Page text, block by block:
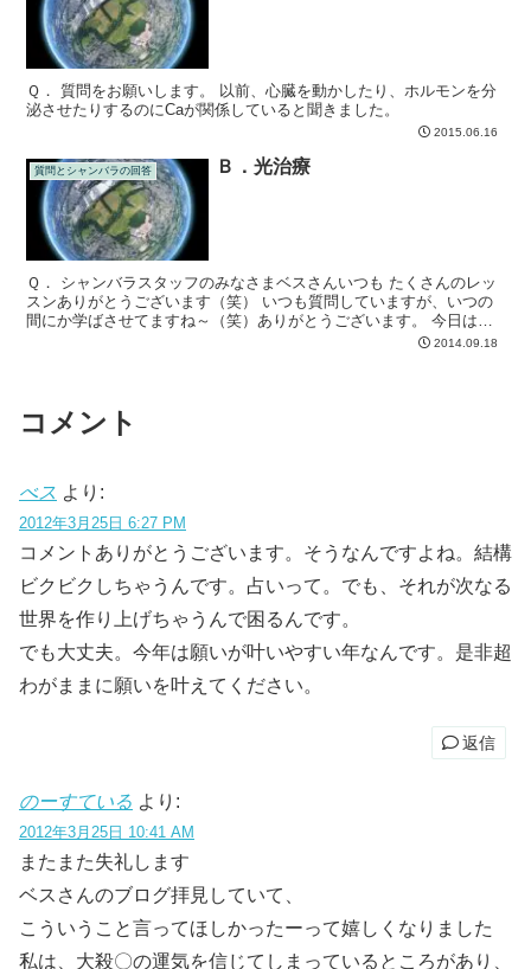
Ｑ． 質問をお願いします。 以前、心臓を動かしたり、ホルモンを分
泌させたりするのにCaが関係していると聞きました。
2015.06.16
質問とシャンバラの回答 Ｂ．光治療
Ｑ． シャンバラスタッフのみなさまベスさんいつも たくさんのレッ
スンありがとうございます（笑） いつも質問していますが、いつの
間にか学ばさせてますね～（笑）ありがとうございます。 今日はプ
レアデス星の光医療テクノロジ－について質問します。プ...2014.09.18
コメント
べス より:
2012年3月25日 6:27 PM
コメントありがとうございます。そうなんですよね。結構
ビクビクしちゃうんです。占いって。でも、それが次なる
世界を作り上げちゃうんで困るんです。
でも大丈夫。今年は願いが叶いやすい年なんです。是非超
わがままに願いを叶えてください。
返信
のーすている より:
2012年3月25日 10:41 AM
またまた失礼します
ベスさんのブログ拝見していて、
こういうこと言ってほしかったーって嬉しくなりました
私は、大殺〇の運気を信じてしまっているところがあり、